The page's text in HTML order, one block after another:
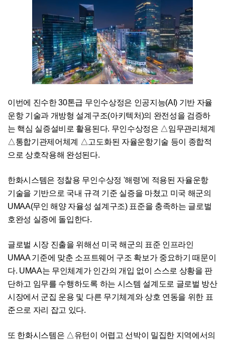
이번에 진수한 30톤급 무인수상정은 인공지능(AI) 기반 자율
운항 기술과 개방형 설계구조(아키텍처)의 완전성을 검증하
는 핵심 실증설비로 활용된다. 무인수상정은 △임무관리체계
△통합기관제어체계 △고도화된 자율운항기술 등이 종합적
으로 상호작용해 완성된다.
한화시스템은 정찰용 무인수상정 '해령'에 적용된 자율운항
기술을 기반으로 국내 규격 기준 실증을 마쳤고 미국 해군의
UMAA(무인 해양 자율성 설계구조) 표준을 충족하는 글로벌
호완성 실증에 돌입한다.
글로벌 시장 진출을 위해선 미국 해군의 표준 인프라인
UMAA 기준에 맞춘 소프트웨어 구조 확보가 중요하기 때문이
다. UMAA는 무인체계가 인간의 개입 없이 스스로 상황을 판
단하고 임무를 수행하도록 하는 시스템 설계도로 글로벌 방산
시장에서 군집 운용 및 다른 무기체계와 상호 연동을 위한 표
준으로 자리 잡고 있다.
또 한화시스템은 △유턴이 어렵고 선박이 밀집한 지역에서의